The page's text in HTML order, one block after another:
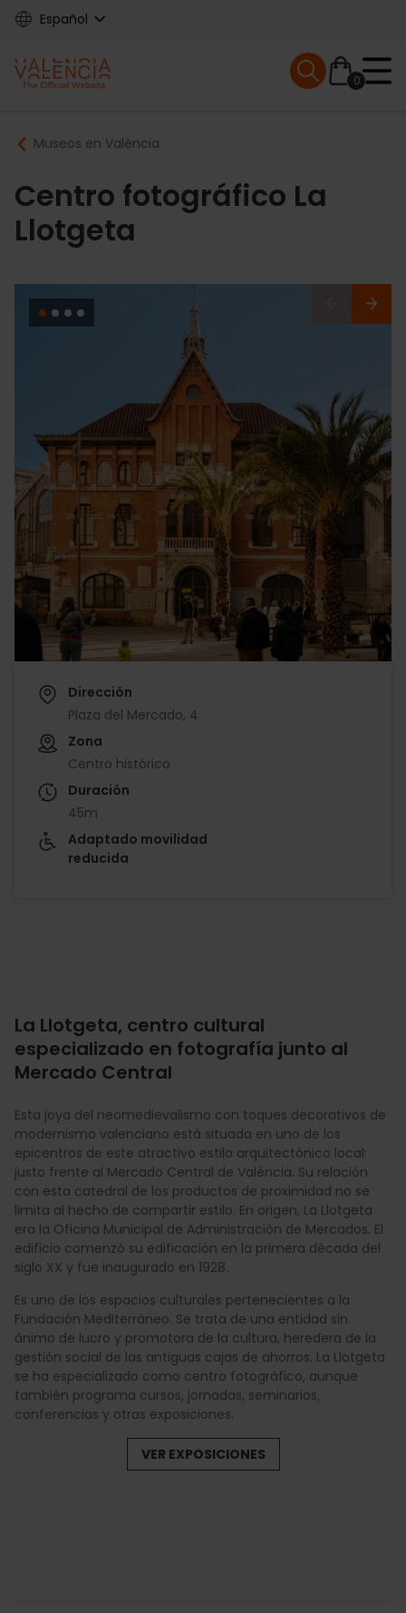
Skip
content
Español
Main
navigation
0
Mobile menu
Breadcrumb
Museos en València
Centro fotográfico La
Llotgeta
Dirección
Plaza del Mercado, 4
Zona
Centro histórico
Duración
45m
Adaptado movilidad
reducida
La Llotgeta, centro cultural
especializado en fotografía junto al
Mercado Central
Esta joya del neomedievalismo con toques decorativos de
modernismo valenciano está situada en uno de los
epicentros de este atractivo estilo arquitectónico local:
justo frente al Mercado Central de València. Su relación
con esta catedral de los productos de proximidad no se
limita al hecho de compartir estilo. En origen, La Llotgeta
era la Oficina Municipal de Administración de Mercados. El
edificio comenzó su edificación en la primera década del
siglo XX y fue inaugurado en 1928.
Es uno de los espacios culturales pertenecientes a la
Fundación Mediterráneo. Se trata de una entidad sin
ánimo de lucro y promotora de la cultura, heredera de la
gestión social de las antiguas cajas de ahorros. La Llotgeta
se ha especializado como centro fotográfico, aunque
también programa cursos, jornadas, seminarios,
conferencias y otras exposiciones.
VER EXPOSICIONES